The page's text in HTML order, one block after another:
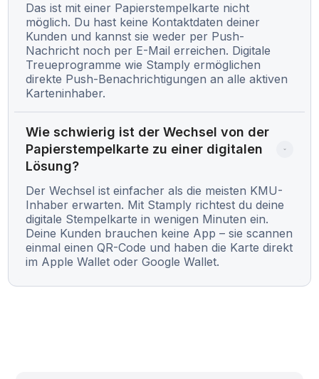
Das ist mit einer Papierstempelkarte nicht
möglich. Du hast keine Kontaktdaten deiner
Kunden und kannst sie weder per Push-
Nachricht noch per E-Mail erreichen. Digitale
Treueprogramme wie Stamply ermöglichen
direkte Push-Benachrichtigungen an alle aktiven
Karteninhaber.
Wie schwierig ist der Wechsel von der
Papierstempelkarte zu einer digitalen
Lösung?
Der Wechsel ist einfacher als die meisten KMU-
Inhaber erwarten. Mit Stamply richtest du deine
digitale Stempelkarte in wenigen Minuten ein.
Deine Kunden brauchen keine App – sie scannen
einmal einen QR-Code und haben die Karte direkt
im Apple Wallet oder Google Wallet.